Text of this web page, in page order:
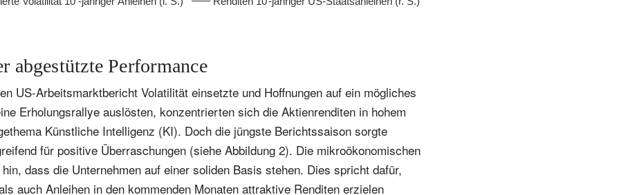
abgestützte Performance
US-Arbeitsmarktbericht Volatilität einsetzte und Hoffnungen auf ein mögliches
Erholungsrallye auslösten, konzentrierten sich die Aktienrenditen in hohem
Künstliche Intelligenz (KI). Doch die jüngste Berichtssaison sorgte
für positive Überraschungen (siehe Abbildung 2). Die mikroökonomischen
dass die Unternehmen auf einer soliden Basis stehen. Dies spricht dafür,
auch Anleihen in den kommenden Monaten attraktive Renditen erzielen